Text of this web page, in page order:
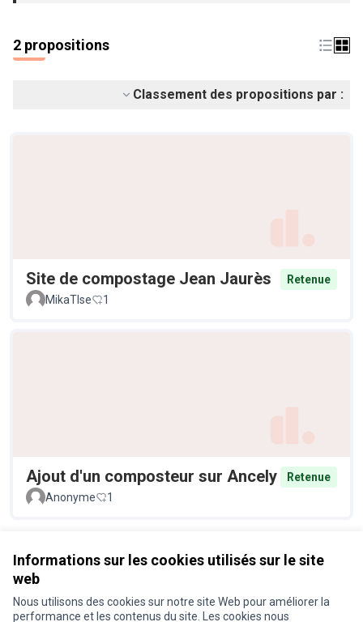
Informations sur les cookies utilisés sur le site
web
Nous utilisons des cookies sur notre site Web pour améliorer la
performance et les contenus du site. Les cookies nous
2 propositions
Classement des propositions par :
Site de compostage Jean Jaurès
Retenue
MikaTlse
1
Ajout d'un composteur sur Ancely
Retenue
Anonyme
1
Conditions d'utilisation